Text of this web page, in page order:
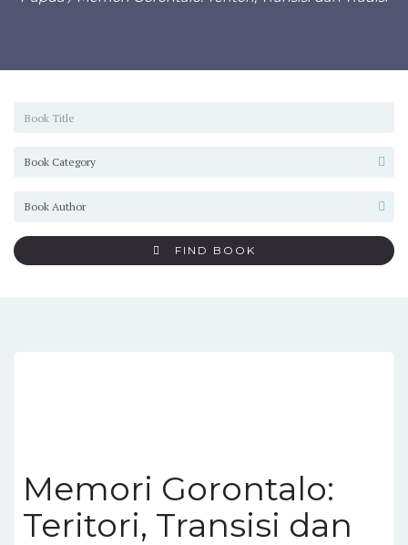
FIND BOOK
Memori Gorontalo:
Teritori, Transisi dan